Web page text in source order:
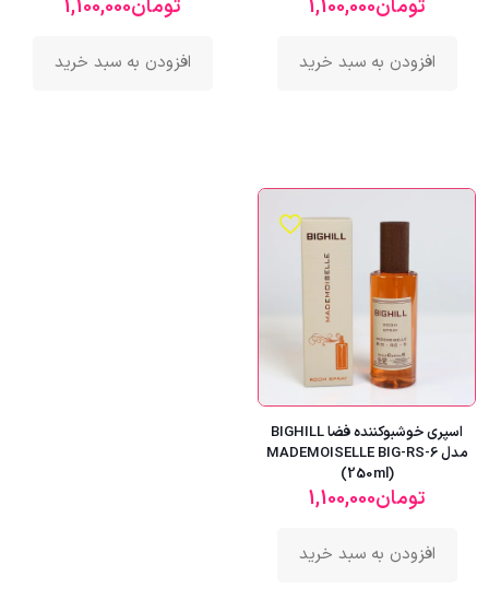
تومان1,100,000
افزودن به سبد خرید
تومان1,100,000
افزودن به سبد خرید
اسپری خوشبوکننده فضا BIGHILL
مدل MADEMOISELLE BIG-RS-6
(250ml)
تومان1,100,000
افزودن به سبد خرید